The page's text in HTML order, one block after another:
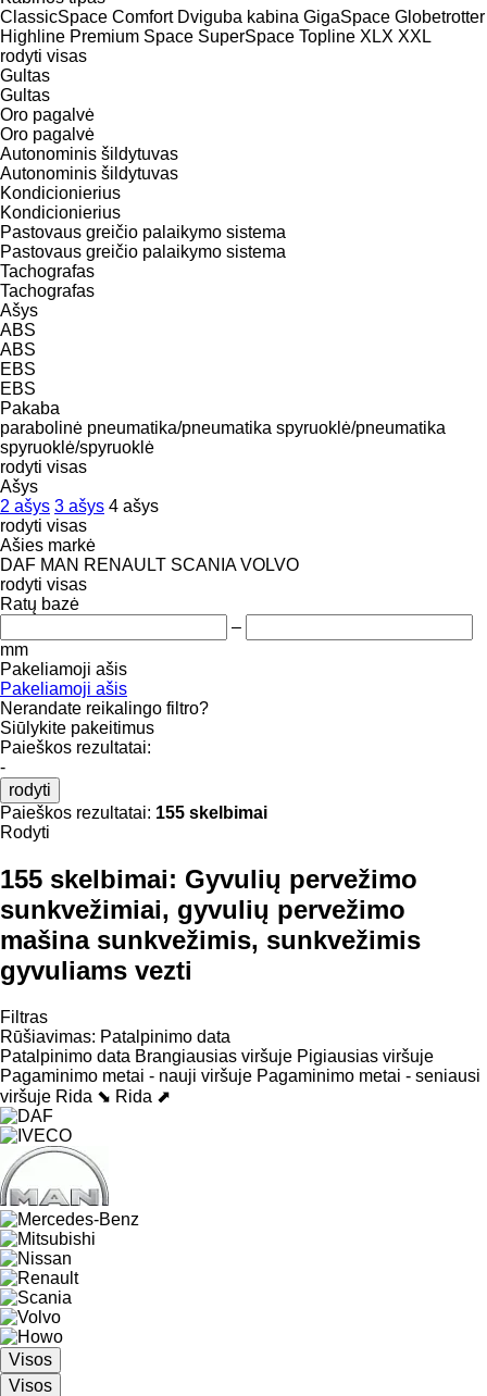
ClassicSpace Comfort Dviguba kabina GigaSpace Globetrotter
Highline Premium Space SuperSpace Topline XLX XXL
rodyti visas
Gultas
Gultas
Oro pagalvė
Oro pagalvė
Autonominis šildytuvas
Autonominis šildytuvas
Kondicionierius
Kondicionierius
Pastovaus greičio palaikymo sistema
Pastovaus greičio palaikymo sistema
Tachografas
Tachografas
Ašys
ABS
ABS
EBS
EBS
Pakaba
parabolinė pneumatika/pneumatika spyruoklė/pneumatika
spyruoklė/spyruoklė
rodyti visas
Ašys
2 ašys 3 ašys 4 ašys
rodyti visas
Ašies markė
DAF MAN RENAULT SCANIA VOLVO
rodyti visas
Ratų bazė
–
mm
Pakeliamoji ašis
Pakeliamoji ašis
Nerandate reikalingo filtro?
Siūlykite pakeitimus
Paieškos rezultatai:
-
rodyti
Paieškos rezultatai: 155 skelbimai
Rodyti
155 skelbimai: Gyvulių pervežimo
sunkvežimiai, gyvulių pervežimo
mašina sunkvežimis, sunkvežimis
gyvuliams vezti
Filtras
Rūšiavimas: Patalpinimo data
Patalpinimo data Brangiausias viršuje Pigiausias viršuje
Pagaminimo metai - nauji viršuje Pagaminimo metai - seniausi
viršuje Rida ⬊ Rida ⬈
Visos
Visos